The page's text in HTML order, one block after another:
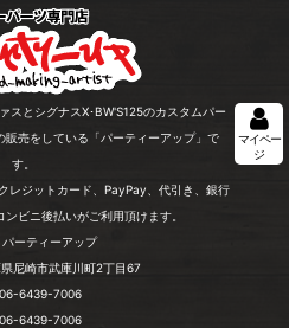
スとシグナスX･BW'S125のカスタムパー
売をしている「パーティーアップ」で
す。
レジットカード、PayPay、代引き、銀行
ビニ後払いがご利用頂けます。
ーティーアップ
尼崎市武庫川町2丁目67
6439-7006
06-6439-7006
マイペー
ジ